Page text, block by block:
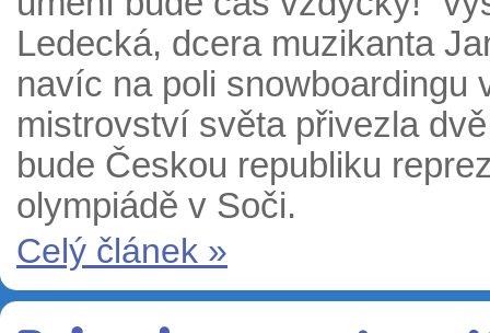
Ledecká, dcera muzikanta
navíc na poli snowboardingu
mistrovství světa přivezla
bude Českou republiku
olympiádě v Soči.
Celý článek »